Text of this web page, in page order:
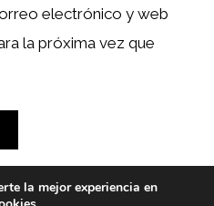
electrónico y web
la próxima vez que
la mejor experiencia en